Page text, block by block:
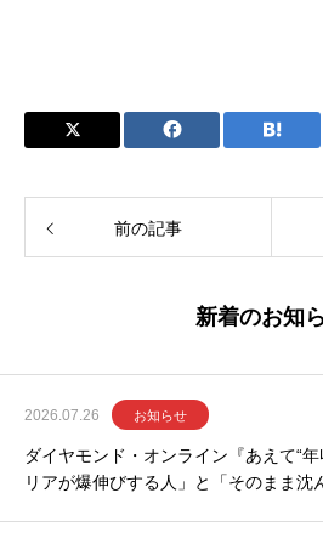
前の記事
新着のお知
2026.07.26 お知らせ
ダイヤモンド・オンライン『あえて“
リアが爆伸びする人」と「そのまま沈